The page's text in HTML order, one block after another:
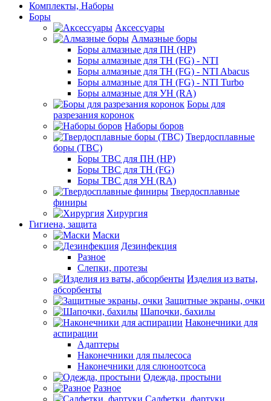
Комплекты, Наборы
Боры
Аксессуары
Алмазные боры
Боры алмазные для ПН (HP)
Боры алмазные для ТН (FG) - NTI
Боры алмазные для ТН (FG) - NTI Abacus
Боры алмазные для ТН (FG) - NTI Turbo
Боры алмазные для УН (RA)
Боры для
разрезания коронок
Наборы боров
Твердосплавные
боры (ТВС)
Боры ТВС для ПН (HP)
Боры ТВС для ТН (FG)
Боры ТВС для УН (RA)
Твердосплавные
финиры
Хирургия
Гигиена, защита
Маски
Дезинфекция
Разное
Слепки, протезы
Изделия из ваты,
абсорбенты
Защитные экраны, очки
Шапочки, бахилы
Наконечники для
аспирации
Адаптеры
Наконечники для пылесоса
Наконечники для слюноотсоса
Одежда, простыни
Разное
Салфетки, фартуки